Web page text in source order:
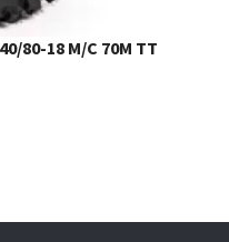
80-18 M/C 70M TT